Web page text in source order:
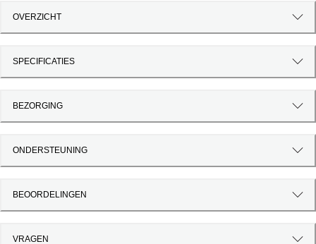
OVERZICHT
SPECIFICATIES
BEZORGING
ONDERSTEUNING
BEOORDELINGEN
VRAGEN